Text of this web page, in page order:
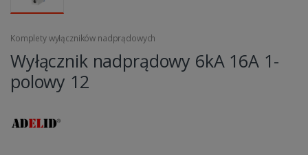
Komplety wyłączników nadprądowych
Wyłącznik nadprądowy 6kA 16A 1-
polowy 12